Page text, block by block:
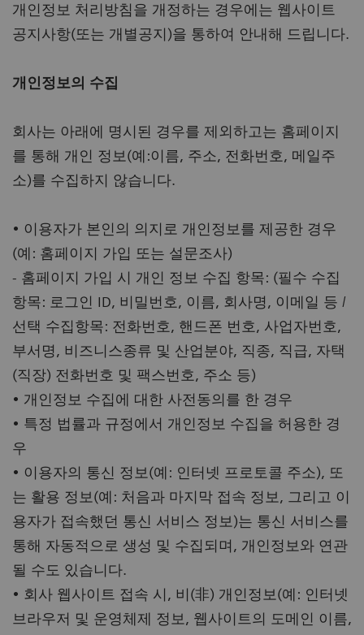
개인정보 처리방침을 개정하는 경우에는 웹사이트
공지사항(또는 개별공지)을 통하여 안내해 드립니다.
개인정보의 수집
회사는 아래에 명시된 경우를 제외하고는 홈페이지
를 통해 개인 정보(예:이름, 주소, 전화번호, 메일주
소)를 수집하지 않습니다.
• 이용자가 본인의 의지로 개인정보를 제공한 경우
(예: 홈페이지 가입 또는 설문조사)
- 홈페이지 가입 시 개인 정보 수집 항목: (필수 수집
항목: 로그인 ID, 비밀번호, 이름, 회사명, 이메일 등 /
선택 수집항목: 전화번호, 핸드폰 번호, 사업자번호,
부서명, 비즈니스종류 및 산업분야, 직종, 직급, 자택
(직장) 전화번호 및 팩스번호, 주소 등)
• 개인정보 수집에 대한 사전동의를 한 경우
• 특정 법률과 규정에서 개인정보 수집을 허용한 경
우
• 이용자의 통신 정보(예: 인터넷 프로토콜 주소), 또
는 활용 정보(예: 처음과 마지막 접속 정보, 그리고 이
용자가 접속했던 통신 서비스 정보)는 통신 서비스를
통해 자동적으로 생성 및 수집되며, 개인정보와 연관
될 수도 있습니다.
• 회사 웹사이트 접속 시, 비(非) 개인정보(예: 인터넷
브라우저 및 운영체제 정보, 웹사이트의 도메인 이름,